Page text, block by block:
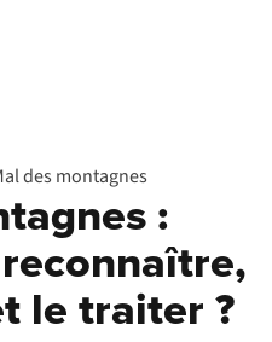
des montagnes
:
le traiter ?